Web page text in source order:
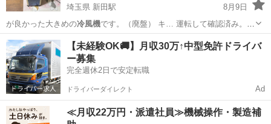
埼玉県 新田駅
8月9日
が良かった大きめの冷風機です。（廃盤） キ… 運転して確認済み。
風機能使用可能でした。…
埼玉 草加市 新田駅 季節、空調家電 冷風機
【未経験OK🚚】月収30万↑中型免許ドライバ
ー募集
完全週休2日で安定転職
ドライバーダイレクト Ad
≪月収22万円・派遣社員≫機械操作・製造補